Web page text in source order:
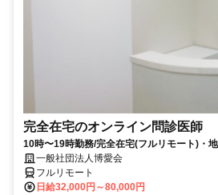
完全在宅のオンライン問診医師
10時〜19時勤務/完全在宅(フルリモート)・
業務一般社団法人博愛会
フルリモート
日給32,000円～80,000円